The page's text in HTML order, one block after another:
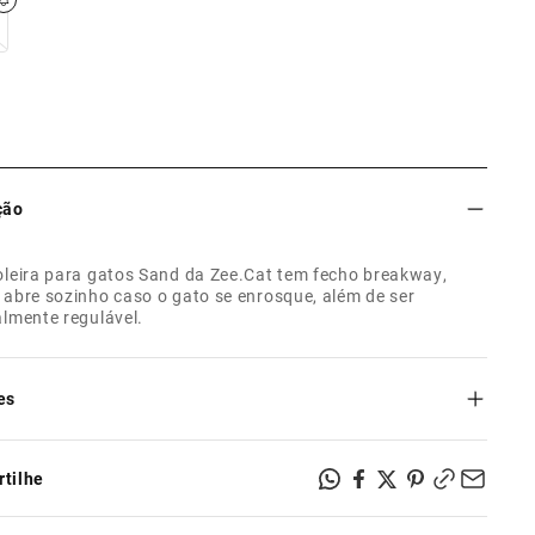
para gatos Sand da Zee.Cat tem fecho breakway,
abre sozinho caso o gato se enrosque, além de ser
regulável.
fecho breakaway que abre sozinho caso o gato se
poliéster estampado com tecnologia heat-transfer teteron;